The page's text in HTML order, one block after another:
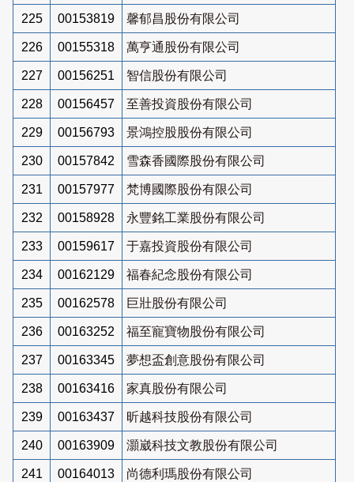
225 00153819 馨郁昌股份有限公司
226 00155318 萬亨通股份有限公司
227 00156251 智信股份有限公司
228 00156457 至善投資股份有限公司
229 00156793 景鴻控股股份有限公司
230 00157842 雪森香國際股份有限公司
231 00157977 梵博國際股份有限公司
232 00158928 永豐銘工業股份有限公司
233 00159617 于嘉投資股份有限公司
234 00162129 福春紀念股份有限公司
235 00162578 巨壯股份有限公司
236 00163252 福至寵寶物股份有限公司
237 00163345 夢想盃創意股份有限公司
238 00163416 家真股份有限公司
239 00163437 昕越科技股份有限公司
240 00163909 灝崴科技文教股份有限公司
241 00164013 尚德利瑪股份有限公司